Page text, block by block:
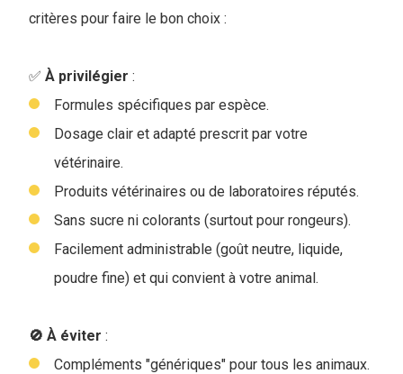
critères pour faire le bon choix :
✅ À privilégier :
Formules spécifiques par espèce.
Dosage clair et adapté prescrit par votre
vétérinaire.
Produits vétérinaires ou de laboratoires réputés.
Sans sucre ni colorants (surtout pour rongeurs).
Facilement administrable (goût neutre, liquide,
poudre fine) et qui convient à votre animal.
🚫 À éviter :
Compléments "génériques" pour tous les animaux.